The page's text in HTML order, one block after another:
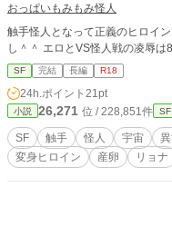
んな作品に仕上がりました。 ヽ
おっぱいもみもみ怪人
触手怪人となって正義のヒロイ
し＾＾ エロとVS怪人戦の凌辱
SF 完結 長編 R18
24h.ポイント 21pt
小説 26,271 位 / 228,851件 SF
SF 触手 怪人 宇宙
変身ヒロイン
産卵 リョナ